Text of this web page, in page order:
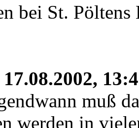
bei St.
muß
werden in